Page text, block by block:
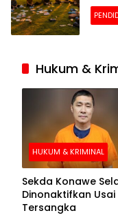
Hukum &
HUKUM & KRIMINAL
Sekda Konawe
Dinonaktifkan
Tersangka